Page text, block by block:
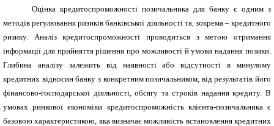
Оцінка кредитоспроможності позичальника для банку є одним з
методів регулювання ризиків банківської діяльності та, зокрема – кредитного
ризику. Аналіз кредитоспроможності проводиться з метою отримання
інформації для прийняття рішення про можливості й умови надання позики.
Глибина аналізу залежить від наявності або відсутності в минулому
кредитних відносин банку з конкретним позичальником, від результатів його
фінансово-господарської діяльності, обсягу та строків надання кредиту. В
умовах ринкової економіки кредитоспроможність клієнта-позичальника є
базовою характеристикою, яка визначає можливість встановлення кредитних